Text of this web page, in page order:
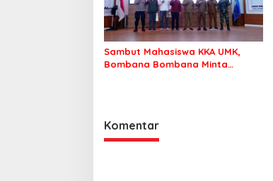
Sambut Mahasiswa KKA UMK,
Bombana Bombana Minta
Komentar